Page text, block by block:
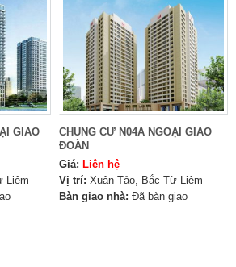
GIAO
Liêm
CHUNG CƯ N04A NGOẠI GIAO
ĐOÀN
Giá: Liên hệ
Vị trí: Xuân Tảo, Bắc Từ Liêm
Bàn giao nhà: Đã bàn giao